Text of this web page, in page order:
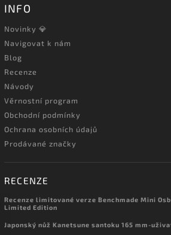
INFO
Novinky 💎
Navigovat k nám
Blog
Recenze
Návody
Věrnostní program
Obchodní podmínky
Ochrana osobních údajů
Prodávané značky
RECENZE
Recenze limitované verze Benchmade Mini
Limited Edition
Japonský nůž Kanetsune santoku 165 mm-